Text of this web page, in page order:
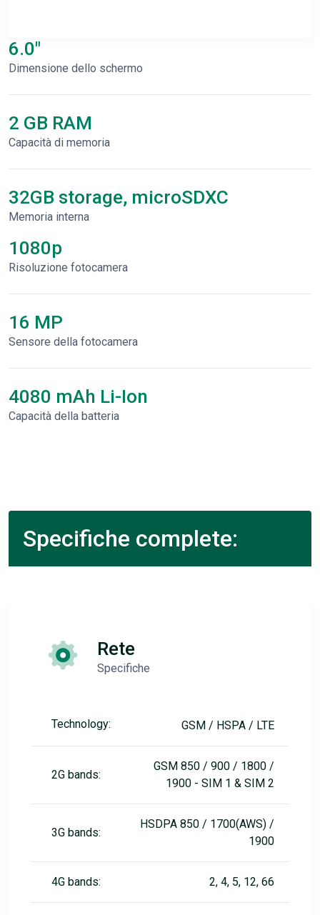
6.0"
Dimensione dello schermo
2 GB RAM
Capacità di memoria
32GB storage, microSDXC
Memoria interna
1080p
Risoluzione fotocamera
16 MP
Sensore della fotocamera
4080 mAh Li-Ion
Capacità della batteria
Specifiche complete:
Rete
Specifiche
Technology: GSM / HSPA / LTE
2G bands:
GSM 850 / 900 / 1800 /
1900 - SIM 1 & SIM 2
3G bands:
HSDPA 850 / 1700(AWS) /
1900
4G bands: 2, 4, 5, 12, 66